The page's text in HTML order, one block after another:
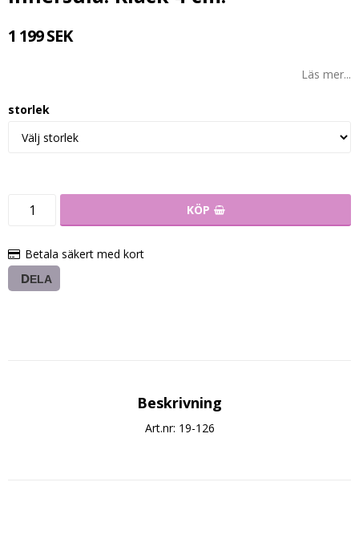
1 199 SEK
Läs mer...
storlek
KÖP
Betala säkert med kort
DELA
Beskrivning
Art.nr: 19-126